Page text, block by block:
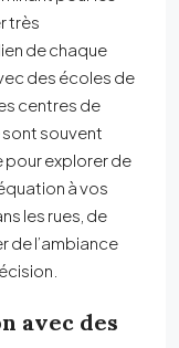
très
de chaque
des écoles de
centres de
souvent
pour explorer de
à vos
les rues, de
de l’ambiance
avec des